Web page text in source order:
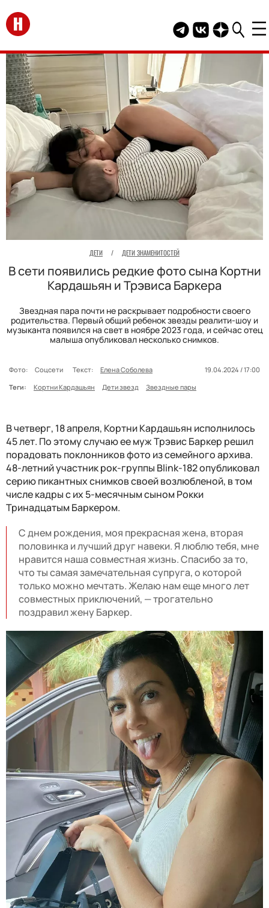
Перейти на главную
Telegram канал
Группа HELLO
Канал
ДЕТИ / ДЕТИ ЗНАМЕНИТОСТЕЙ
В сети появились редкие фото сына Кортни
Кардашьян и Трэвиса Баркера
Звездная пара почти не раскрывает подробности своего
родительства. Первый общий ребенок звезды реалити-шоу и
музыканта появился на свет в ноябре 2023 года, и сейчас отец
малыша опубликовал несколько снимков.
Фото: Соцсети Текст: Елена Соболева
19.04.2024 / 17:00
Теги:
Кортни Кардашьян Дети звезд Звездные пары
В четверг, 18 апреля, Кортни Кардашьян исполнилось
45 лет. По этому случаю ее муж Трэвис Баркер решил
порадовать поклонников фото из семейного архива.
48-летний участник рок-группы Blink-182 опубликовал
серию пикантных снимков своей возлюбленой, в том
числе кадры с их 5-месячным сыном Рокки
Тринадцатым Баркером.
С днем рождения, моя прекрасная жена, вторая
половинка и лучший друг навеки. Я люблю тебя, мне
нравится наша совместная жизнь. Спасибо за то,
что ты самая замечательная супруга, о которой
только можно мечтать. Желаю нам еще много лет
совместных приключений, — трогательно
поздравил жену Баркер.